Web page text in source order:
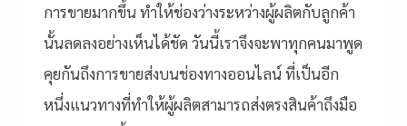
การขายมากขึ้น ทำให้ช่องว่างระหว่างผู้ผลิตกับลูกค้า
นั้นลดลงอย่างเห็นได้ชัด วันนี้เราจึงจะพาทุกคนมาพูด
คุยกันถึงการขายส่งบนช่องทางออนไลน์ ที่เป็นอีก
หนึ่งแนวทางที่ทำให้ผู้ผลิตสามารถส่งตรงสินค้าถึงมือ